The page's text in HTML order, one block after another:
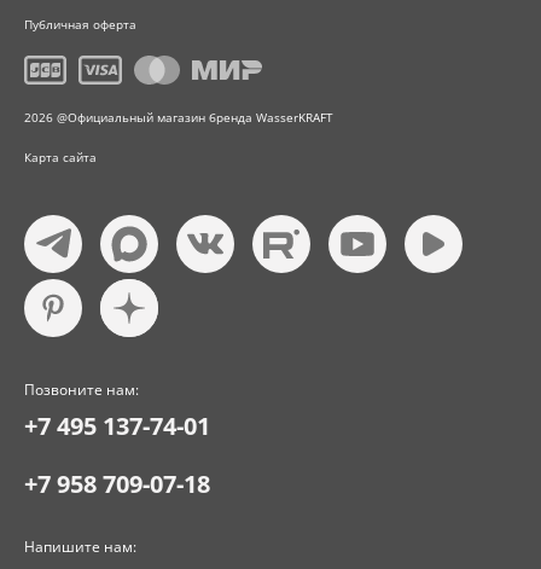
Публичная оферта
2026 @Официальный магазин бренда WasserKRAFT
Карта сайта
Позвоните нам:
+7 495 137-74-01
+7 958 709-07-18
Напишите нам: